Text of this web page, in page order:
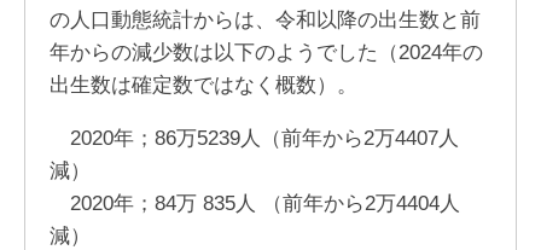
の人口動態統計からは、令和以降の出生数と前
年からの減少数は以下のようでした（2024年の
出生数は確定数ではなく概数）。
2020年；86万5239人（前年から2万4407人
減）
2020年；84万 835人 （前年から2万4404人
減）